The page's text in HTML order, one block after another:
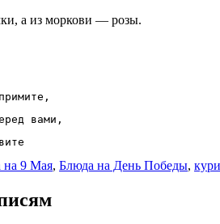
а из моркови — розы.
вами,
на 9 Мая, Блюда на День Победы,